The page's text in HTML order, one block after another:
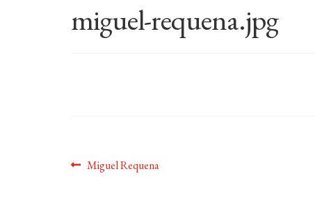
miguel-requena.jpg
Navegación
Anterior:
Miguel Requena